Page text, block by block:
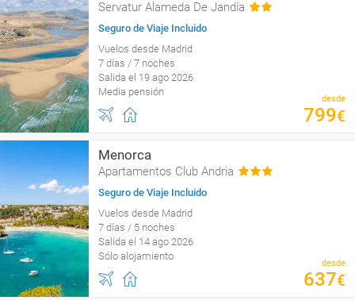
Servatur Alameda De Jandía
Seguro de Viaje Incluido
Vuelos desde Madrid
7 días / 7 noches
Salida el 19 ago 2026
Media pensión
desde
799€
Menorca
Apartamentos Club Andria
Seguro de Viaje Incluido
Vuelos desde Madrid
7 días / 5 noches
Salida el 14 ago 2026
Sólo alojamiento
desde
637€